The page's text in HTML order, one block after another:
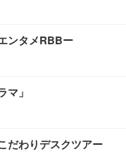
ンタメRBBー
」
だわりデスクツアー